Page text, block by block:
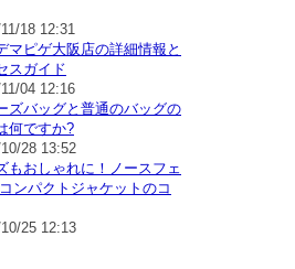
18 12:31
マピゲ大阪店の詳細情報と
スガイド
04 12:16
ズバッグと普通のバッグの
何ですか?
28 13:52
もおしゃれに！ノースフェ
ンパクトジャケットのコ
25 12:13